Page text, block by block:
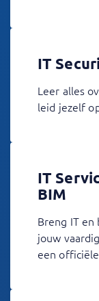
IT
Leer alles
leid jezelf
IT
BIM
Breng IT en
jouw
een